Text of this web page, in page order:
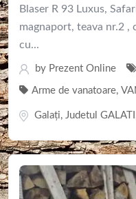
Blaser R 93 Luxus,
magnaport, teava nr.2 ,
cu...
by Prezent Online
Arme de vanatoare,
Galaţi, Judetul GALATI